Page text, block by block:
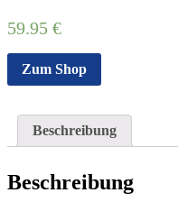
59.95 €
Zum Shop
Beschreibung
Beschreibung